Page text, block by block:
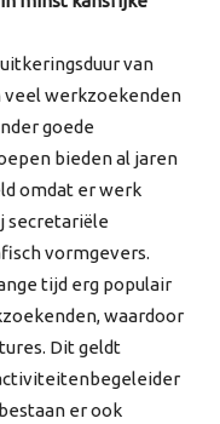
van
veel werkzoekenden
goede
bieden al jaren
omdat er werk
secretariële
vormgevers.
tijd erg populair
waardoor
Dit geldt
er ook